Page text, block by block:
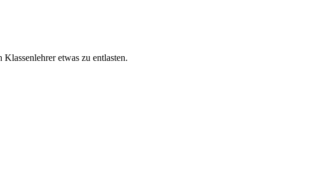
etwas zu entlasten.